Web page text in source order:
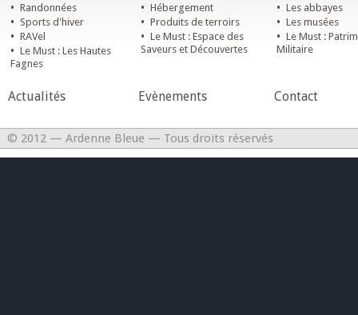
• Randonnées
• Sports d'hiver
• RAVel
• Le Must : Les Hautes
Fagnes
• Hébergement
• Produits de terroirs
• Le Must : Espace des
Saveurs et Découvertes
• Les abbayes
• Les musées
• Le Must :
Militaire
Actualités Evènements Contact
© 2012 — Ardenne Bleue — Tous droits réservés